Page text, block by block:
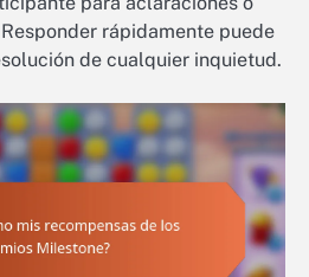
rápidamente puede
de cualquier inquietud.